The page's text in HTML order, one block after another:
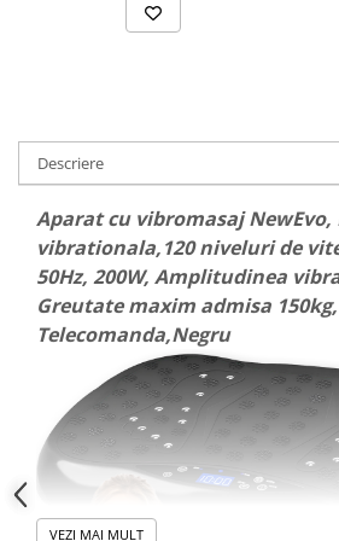
Dispozitive si Accesorii medicale
Perii de par electrice
Uscatoare de par
Ingrijire tesaturi
Produse Mercerie
Jucarii, Copii & Bebe
Jucarii Creative
Lampi de Veghe Copii
Seturi Pictura si Desen
Vehicule si jucarii cu telecomanda
Laptop, Tablete & Telefoane
Genti laptop
Descriere
Aparat cu vibromasaj
vibrationala,120 niveluri de
50Hz, 200W, Amplitudinea
Greutate maxim admisa 150kg,
Telecomanda,Negru
VEZI MAI MULT